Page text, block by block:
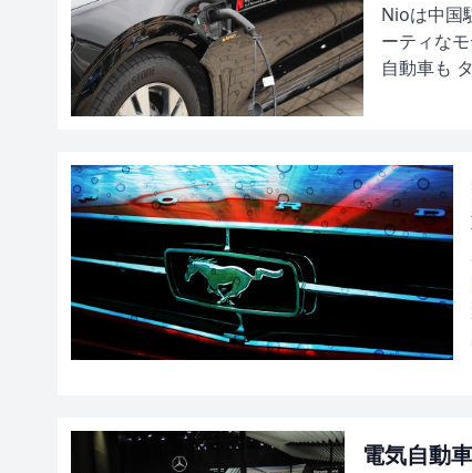
Nioは中国
ーティな
自動車も
電気自動